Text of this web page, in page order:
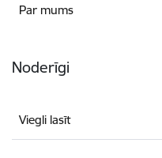
Par mums
Noderīgi
Viegli lasīt